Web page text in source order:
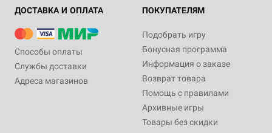
ДОСТАВКА И ОПЛАТА
Способы оплаты
Службы доставки
Адреса магазинов
ПОКУПАТЕЛЯМ
Подобрать игру
Бонусная программа
Информация о заказе
Возврат товара
Помощь с правилами
Архивные игры
Товары без скидки